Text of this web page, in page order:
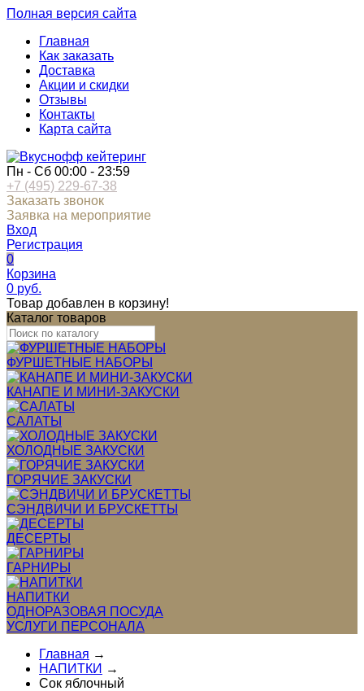
Полная версия сайта
Главная
Как заказать
Доставка
Акции и скидки
Отзывы
Контакты
Карта сайта
Пн - Сб 00:00 - 23:59
+7 (495) 229-67-38
Заказать звонок
Заявка на мероприятие
Вход
Регистрация
0
Корзина
0 руб.
Товар добавлен в корзину!
Каталог товаров
ФУРШЕТНЫЕ НАБОРЫ
КАНАПЕ И МИНИ-ЗАКУСКИ
САЛАТЫ
ХОЛОДНЫЕ ЗАКУСКИ
ГОРЯЧИЕ ЗАКУСКИ
СЭНДВИЧИ И БРУСКЕТТЫ
ДЕСЕРТЫ
ГАРНИРЫ
НАПИТКИ
ОДНОРАЗОВАЯ ПОСУДА
УСЛУГИ ПЕРСОНАЛА
Главная →
НАПИТКИ →
Сок яблочный